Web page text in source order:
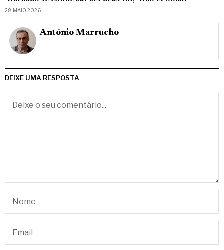
28 MAIO, 2026
António Marrucho
DEIXE UMA RESPOSTA